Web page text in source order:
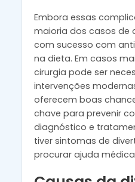
Embora essas
maioria dos casos de
com sucesso com
na dieta. Em casos
cirurgia pode ser
intervenções
oferecem boas
chave para prevenir
diagnóstico e
tiver sintomas de
procurar ajuda